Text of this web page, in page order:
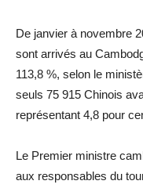
De janvier à novembre
sont arrivés au
113,8 %, selon le
seuls 75 915 Chinois
représentant 4,8 pour
Le Premier ministre
aux responsables du